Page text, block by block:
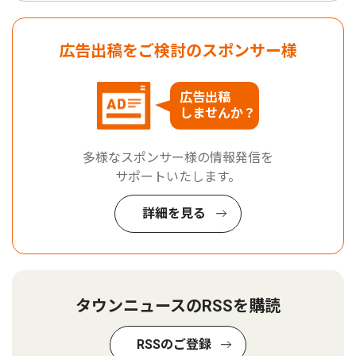
広告出稿をご検討のスポンサー様
広告出稿
しませんか？
多様なスポンサー様の情報発信を
サポートいたします。
詳細を見る
タウンニュースのRSSを購読
RSSのご登録